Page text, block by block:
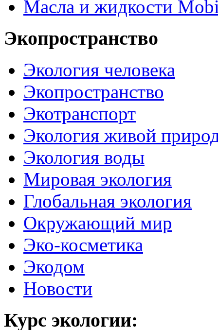
Масла и жидкости
Экопространство
Экология человека
Экопространство
Экотранспорт
Экология живой
Экология воды
Мировая экология
Глобальная экология
Окружающий мир
Эко-косметика
Экодом
Новости
Курс экологии: